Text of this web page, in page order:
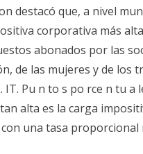
destacó que, a nivel
corporativa más
abonados por las
de las mujeres y de los
IT. Pu n to s po rce n tu a
alta es la carga
una tasa proporcional